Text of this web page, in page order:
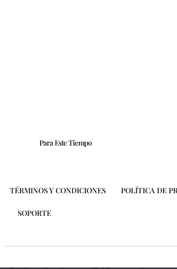
Para Este Tiempo
TÉRMINOS Y CONDICIONES POLÍTICA DE
SOPORTE